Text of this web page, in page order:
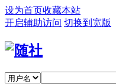
设为首页收藏本站
开启辅助访问 切换到宽版